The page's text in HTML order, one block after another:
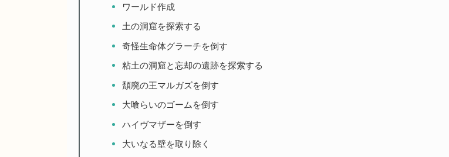
ワールド作成
土の洞窟を探索する
奇怪生命体グラーチを倒す
粘土の洞窟と忘却の遺跡を探索する
頽廃の王マルガズを倒す
大喰らいのゴームを倒す
ハイヴマザーを倒す
大いなる壁を取り除く